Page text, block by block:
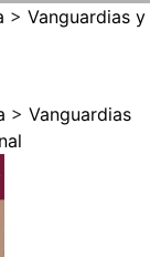
> Vanguardias y
> Vanguardias